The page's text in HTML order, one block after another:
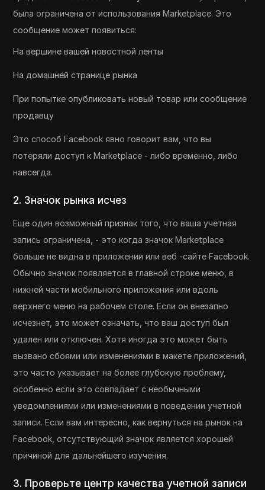
была ограничена от использования Marketplace. Это
сообщение может появиться:
На вершине вашей новостной ленты
На домашней странице рынка
При попытке опубликовать новый товар или сообщение
продавцу
Это способ Facebook явно говорит вам, что вы
потеряли доступ к Marketplace - либо временно, либо
навсегда.
2. Значок рынка исчез
Еще один возможный признак того, что ваша учетная
запись ограничена, - это когда значок Marketplace
больше не видна в приложении или веб -сайте Facebook.
Обычно значок появляется в главной строке меню, в
нижней части мобильного приложения или вдоль
верхнего меню на рабочем столе. Если он внезапно
исчезнет, ​​это может означать, что ваш доступ был
удален или отключен. Хотя иногда это может быть
вызвано сбоями или изменениями в макете приложений,
это часто указывает на более глубокую проблему,
особенно если это совпадает с необычными
уведомлениями или изменениями в поведении учетной
записи. Если вам интересно, как вернуться на рынок на
Facebook, отсутствующий значок является хорошей
причиной для дальнейшего изучения.
3. Проверьте центр качества учетной записи